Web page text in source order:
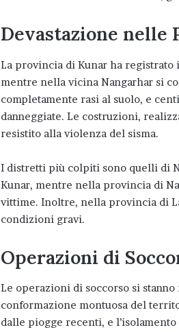
Devastazione nelle
La provincia di Kunar ha
mentre nella vicina Nangarhar si
completamente rasi al suolo, e
danneggiate. Le costruzioni,
resistito alla violenza del sisma.
I distretti più colpiti sono quelli di
Kunar, mentre nella provincia di
vittime. Inoltre, nella provincia di
condizioni gravi.
Operazioni di
Le operazioni di soccorso si
conformazione montuosa del
dalle piogge recenti, e